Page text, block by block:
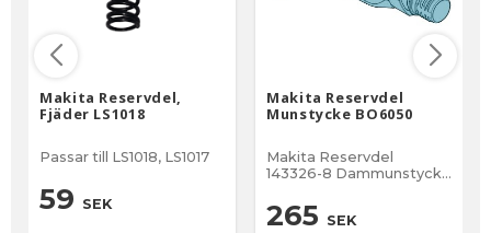
Makita Reservdel,
Fjäder LS1018
Passar till LS1018, LS1017
59 SEK
Makita Reservdel
Munstycke BO6050
Makita Reservdel
143326-8 Dammunstycke
sprängskiss Svart
Material Plast
265 SEK